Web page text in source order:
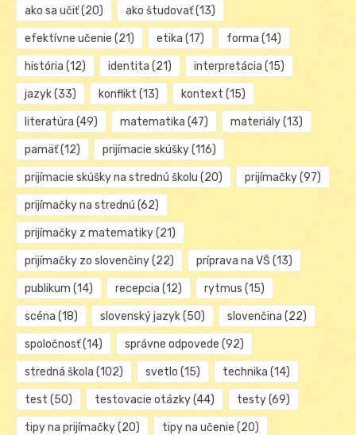
ako sa učiť(20) ako študovať(13)
efektívne učenie (21) etika (17) forma (14)
história (12) identita (21) interpretácia (15)
jazyk(33) konflikt (13) kontext (15)
literatúra (49) matematika (47) materiály(13)
pamäť(12) prijímacie skúšky(116)
prijímacie skúšky na strednú školu (20) prijímačky(97)
prijímačky na strednú (62)
prijímačky z matematiky(21)
prijímačky zo slovenčiny(22) príprava na VŠ (13)
publikum (14) recepcia (12) rytmus (15)
scéna (18) slovenský jazyk(50) slovenčina (22)
spoločnosť(14) správne odpovede (92)
stredná škola (102) svetlo (15) technika (14)
test (50) testovacie otázky(44) testy(69)
tipy na prijímačky(20) tipy na učenie (20)